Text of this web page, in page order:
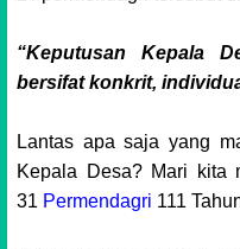
“Keputusan Kepala
bersifat konkrit,
Lantas apa saja yang
Kepala Desa? Mari kita
31 Permendagri 111